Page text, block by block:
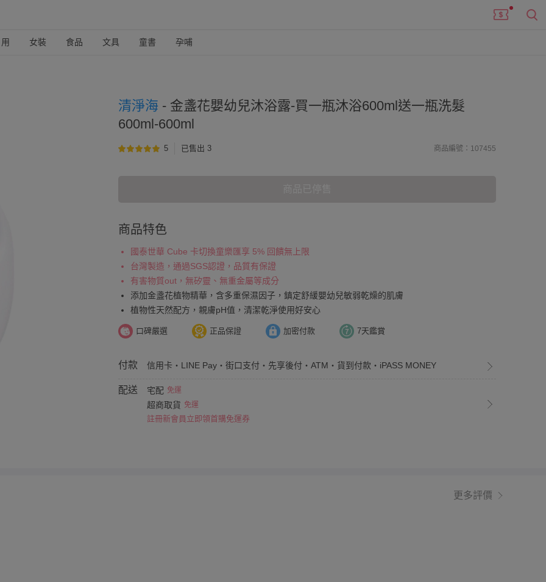
女裝 食品 文具 童書 孕哺
清淨海 - 金盞花嬰幼兒沐浴露-買一瓶沐浴600ml送一瓶洗髮
600ml-600ml
5 已售出 3 商品編號：107455
商品特色
國泰世華 Cube 卡切換童樂匯享 5% 回饋無上限
台灣製造，通過SGS認證，品質有保證
有害物質out，無矽靈、無重金屬等成分
添加金盞花植物精華，含多重保濕因子，鎮定舒緩嬰幼兒敏弱乾燥的肌膚
植物性天然配方，親膚pH值，清潔乾淨使用好安心
口碑嚴選 正品保證 加密付款 7天鑑賞
付款 信用卡・LINE Pay・街口支付・先享後付・ATM・貨到付款・iPASS MONEY
配送 宅配 免運
超商取貨 免運
註冊新會員立即領首購免運券
更多評價